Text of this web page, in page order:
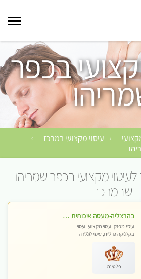
בכפר
› עיסוי מקצועי במרכז ›
מקצועי בכפר שמריהו
שבמרכז
בהרצליה-מעסה איכותית מקצועית ומפנקת
עיסוי מפנק, עיסוי מקצועי, עיסוי
בקלניקה פרטית, עיסוי טנטרה
פלטינה